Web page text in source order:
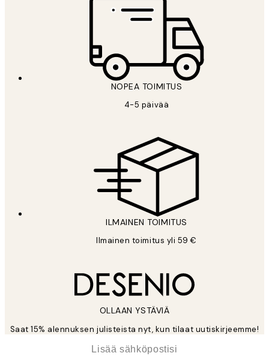
NOPEA TOIMITUS
4-5 päivää
ILMAINEN TOIMITUS
Ilmainen toimitus yli 59 €
OLLAAN YSTÄVIÄ
Saat 15% alennuksen julisteista nyt, kun tilaat uutiskirjeemme!